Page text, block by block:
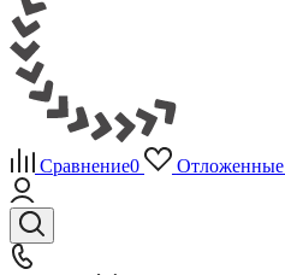
Сравнение0 Отложенные